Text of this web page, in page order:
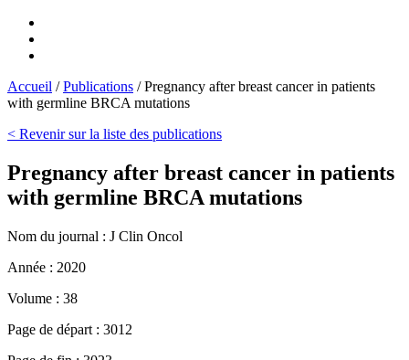
Accueil /Publications /Pregnancy after breast cancer in patients
with germline BRCA mutations
< Revenir sur la liste des publications
Pregnancy after breast cancer in patients
with germline BRCA mutations
Nom du journal : J Clin Oncol
Année : 2020
Volume : 38
Page de départ : 3012